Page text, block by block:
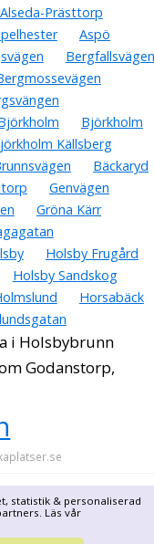
statistik & personaliserad
Läs vår
Alseda-Prästtorp
Aspö
Bergfallsvägen
Björkholm
Källsberg
Bäckaryd
Genvägen
Gröna Kärr
Holsby Frugård
Holsby Sandskog
Horsabäck
i Holsbybrunn
Godanstorp,